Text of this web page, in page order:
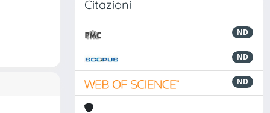
Citazioni
ND
ND
ND